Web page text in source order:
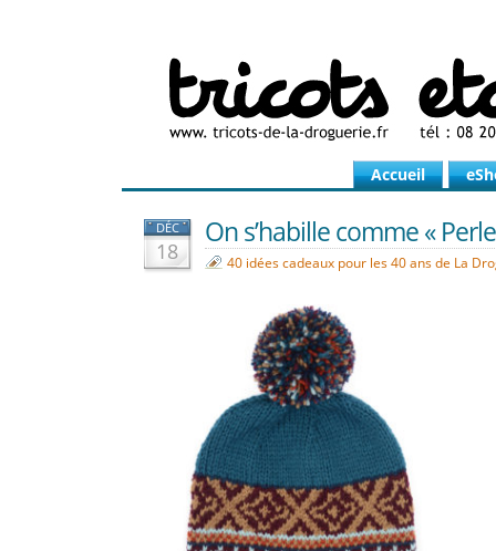
Accueil
DÉC
18
On s’habille comme «
40 idées cadeaux pour les 40 ans de La